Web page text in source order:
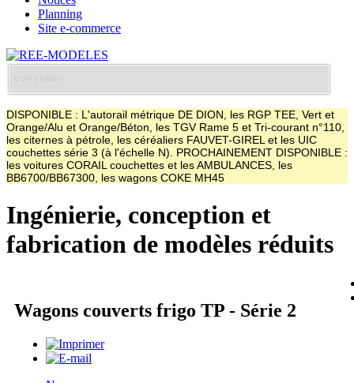
Planning
Site e-commerce
DISPONIBLE : L'autorail métrique DE DION, les RGP TEE, Vert et
Orange/Alu et Orange/Béton, les TGV Rame 5 et Tri-courant n°110,
les citernes à pétrole, les céréaliers FAUVET-GIREL et les UIC
couchettes série 3 (à l'échelle N). PROCHAINEMENT DISPONIBLE :
les voitures CORAIL couchettes et les AMBULANCES, les
BB6700/BB67300, les wagons COKE MH45
Ingénierie, conception et
fabrication de modèles réduits
Wagons couverts frigo TP - Série 2